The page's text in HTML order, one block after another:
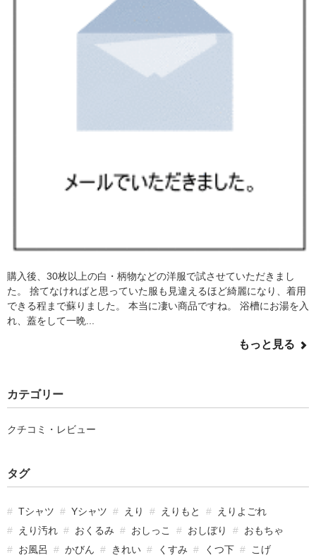
購入後、30枚以上の白・柄物などの洋服で試させていただきまし
た。 捨てなければと思っていた服も見違えるほど綺麗になり、着用
できる程まで蘇りました。 本当に凄い商品ですね。 浴槽にお湯を入
れ、蓋をして一晩...
もっと見る
カテゴリー
クチコミ・レビュー
タグ
Tシャツ Yシャツ えり えりもと
えりよごれ
えり汚れ
おくるみ おしっこ おしぼり
おもちゃ
お風呂
かびん きれい くすみ くつ下
こげ